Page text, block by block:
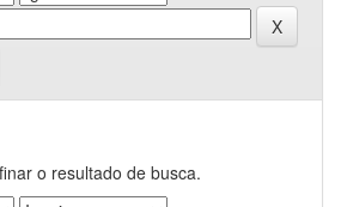
o resultado de busca.